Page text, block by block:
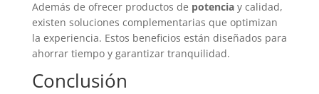
Además de ofrecer productos de potenciay calidad,
existen soluciones complementarias que optimizan
la experiencia. Estos beneficios están diseñados para
ahorrar tiempo y garantizar tranquilidad.
Conclusión